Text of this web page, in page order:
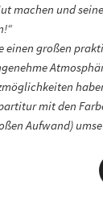
machen und
großen
mit den
Aufwand)